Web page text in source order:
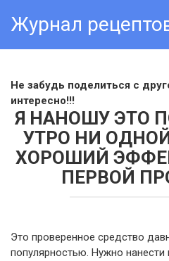
content
Журнал
Не забудь поделиться с
интересно!!!
Я НАНОШУ ЭТО
УТРО НИ
ХОРОШИЙ
ПЕРВОЙ
Это проверенное средство
популярностью. Нужно нанести